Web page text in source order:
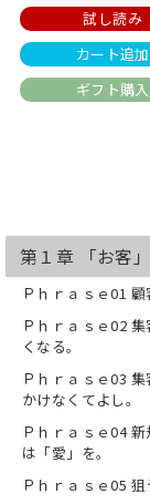
試し読み
カート追加
ギフト購入
第１章 「お客
Ｐｈｒａｓｅ01
Ｐｈｒａｓｅ02
くなる。
Ｐｈｒａｓｅ03
かけなくてよし。
Ｐｈｒａｓｅ04
は「愛」を。
Ｐｈｒａｓｅ05 狙